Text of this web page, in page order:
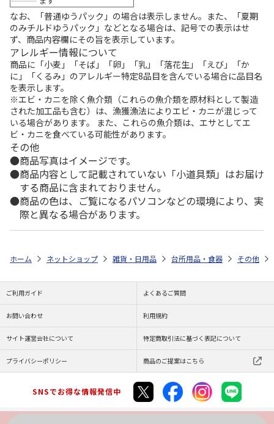
なお、「普通ゆうパック」の場合は表示しません。また、「夏期
のみチルドゆうパック」などとなる場合は、記号での表示はせ
ず、商品内容欄にその旨を表示しています。
アレルギー情報について
商品に「小麦」「そば」「卵」「乳」「落花生」「えび」「か
に」「くるみ」のアレルギー特定8品目を含んでいる場合に品目名
を表示します。
※エビ・カニを除く魚介類（これらの魚介類を原材料として製造
された加工品も含む）は、漁獲漁法によりエビ・カニが混じって
いる場合があります。 また、これらの魚介類は、エサとしてエ
ビ・カニを食べている可能性があります。
その他
商品写真はイメージです。
商品内容として記載されていない「小道具類」はお届け
する商品に含まれておりません。
商品の色は、ご覧になるパソコンなどの環境により、実
際と異なる場合があります。
ホーム ネットショップ 雑貨・日用品 台所用品・食器 その他
ご利用ガイド よくあるご質問
お問い合わせ 利用規約
サイト運営会社について 特定商取引法に基づく表記について
プライバシーポリシー 商品のご提案はこちら
SNSでお得な情報発信中